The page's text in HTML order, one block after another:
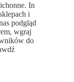
In
i
podgląd
wgraj
do